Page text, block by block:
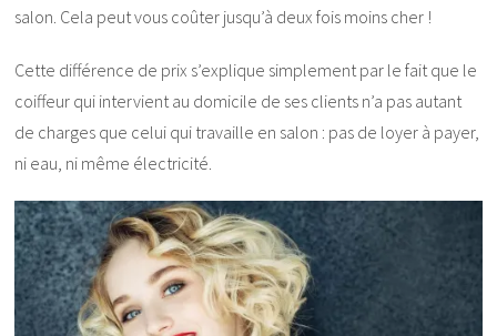
salon. Cela peut vous coûter jusqu’à deux fois moins cher !
Cette différence de prix s’explique simplement par le fait que le
coiffeur qui intervient au domicile de ses clients n’a pas autant
de charges que celui qui travaille en salon : pas de loyer à payer,
ni eau, ni même électricité.